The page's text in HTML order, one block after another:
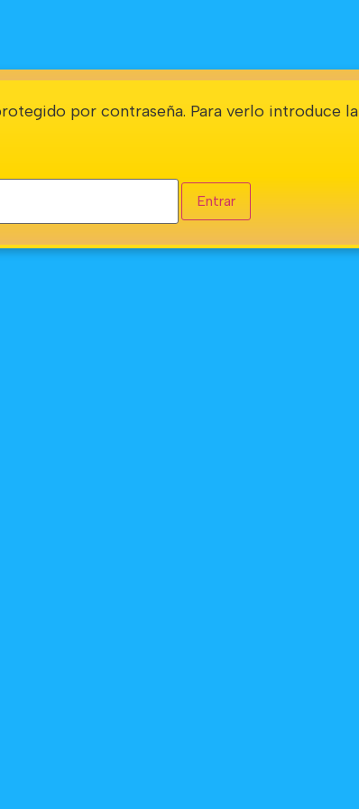
por contraseña. Para verlo introduce la